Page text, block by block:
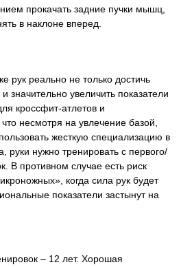
прокачать задние пучки мышц,
в наклоне вперед.
рук реально не только достичь
значительно увеличить показатели
кроссфит-атлетов и
несмотря на увлечение базой,
жесткую специализацию в
руки нужно тренировать с первого/
В противном случае есть риск
когда сила рук будет
показатели застынут на
– 12 лет. Хорошая